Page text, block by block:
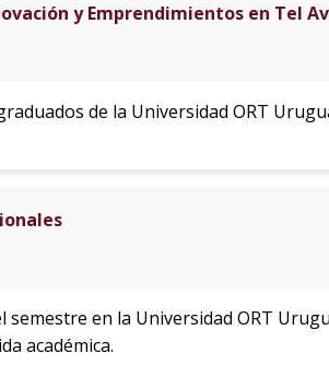
y Emprendimientos en Tel
de la Universidad ORT
en la Universidad ORT
académica.